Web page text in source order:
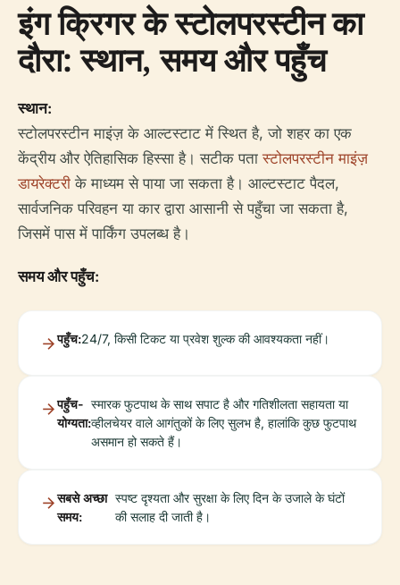
इंग क्रिगर के स्टोलपरस्टीन का
दौरा: स्थान, समय और पहुँच
स्थान:
स्टोलपरस्टीन माइंज़ के आल्टस्टाट में स्थित है, जो शहर का एक
केंद्रीय और ऐतिहासिक हिस्सा है। सटीक पतास्टोलपरस्टीन माइंज़
डायरेक्टरी के माध्यम से पाया जा सकता है। आल्टस्टाट पैदल,
सार्वजनिक परिवहन या कार द्वारा आसानी से पहुँचा जा सकता है,
जिसमें पास में पार्किंग उपलब्ध है।
समय और पहुँच:
पहुँच:24/7, किसी टिकट या प्रवेश शुल्क की आवश्यकता नहीं।
पहुँच-
योग्यता:
स्मारक फुटपाथ के साथ सपाट है और गतिशीलता सहायता या
व्हीलचेयर वाले आगंतुकों के लिए सुलभ है, हालांकि कुछ फुटपाथ
असमान हो सकते हैं।
सबसे अच्छा
समय:
स्पष्ट दृश्यता और सुरक्षा के लिए दिन के उजाले के घंटों
की सलाह दी जाती है।